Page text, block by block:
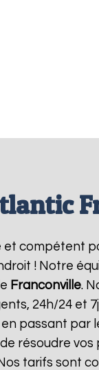
compétent
! Notre
Franconville.
24h/24 et
passant par
résoudre
tarifs sont